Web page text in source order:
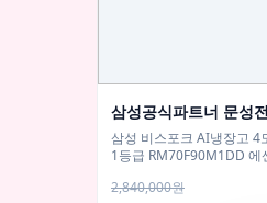
삼성공식파트너 문성
삼성 비스포크 AI냉장고 4
1등급 RM70F90M1DD 에
2,840,000원